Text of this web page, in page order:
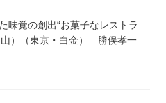
味覚の創出“お菓子なレストラ
）（東京・白金） 勝俣孝一